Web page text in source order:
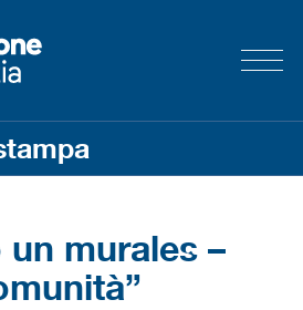
murales –